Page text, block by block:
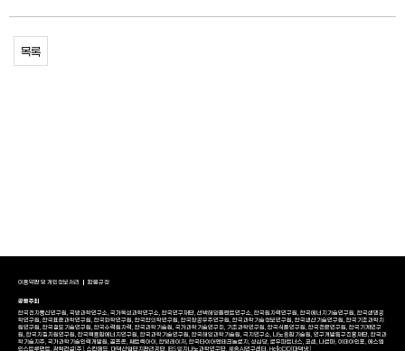
목록
이용약관 및 개인정보처리 환불규정
공동주최
한국전자통신연구원, 국방과학연구소, 국가독성과학연구소, 한국연구재단, 선박해양플랜트연구소, 한국원자력연구원, 한국에너지기술연구원, 한국생명공
학연구원, 한국표준과학연구원, 한국화학연구원, 한국한의학연구원, 한국항공우주연구원, 한국과학기술정보연구원, 한국생산기술연구원, 한국기초과학지
원연구원, 한국철도기술연구원, 한국수력원자력, 한국과학기술원, 국가과학기술연구회, 기초과학연구원, 한국식품연구원, 한국천문연구원, 한국기계연구
원, 한국지질자원연구원, 한국핵융합에너지연구원, 한국과학기술연구원, 한국해양과학기술원, 극지연구소, 나노종합기술원, 연구개발특구진흥재단, 한국과
학기술지주, 국가과학기술인력개발원, 골프존, 쎄트렉아이, 한빛레이저, 한국타이어앤테크놀로지, 성심당, 로우파트너스, 코셈, 나르마, 이데아인포, 에스엠
인스트루먼트, 광혁건설(주), 스킨메드, 대덕산업단지관리공단, IBS 양자나노과학연구단, 세종AI연구센터, HelloDD(대덕넷)